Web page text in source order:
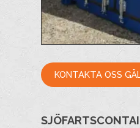
KONTAKTA OSS